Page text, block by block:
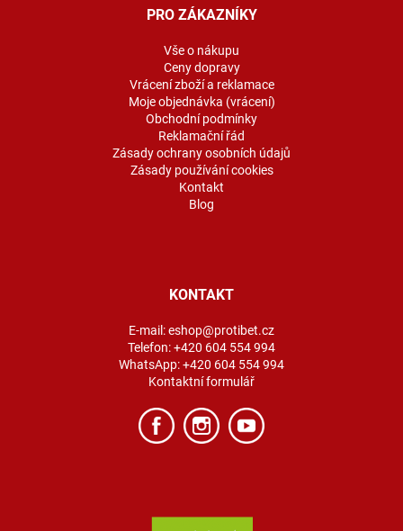
PRO ZÁKAZNÍKY
Vše o nákupu
Ceny dopravy
Vrácení zboží a reklamace
Moje objednávka (vrácení)
Obchodní podmínky
Reklamační řád
Zásady ochrany osobních údajů
Zásady používání cookies
Kontakt
Blog
KONTAKT
E-mail:eshop@protibet.cz
Telefon:+420 604 554 994
WhatsApp:+420 604 554 994
Kontaktní formulář